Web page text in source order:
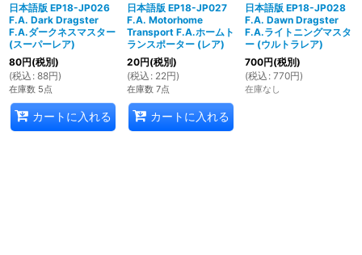
日本語版 EP18-JP026
F.A. Dark Dragster
F.A.ダークネスマスター
(スーパーレア)
80円(税別)
(税込 : 88円)
在庫数 5点
カートに入れる
日本語版 EP18-JP027
F.A. Motorhome
Transport F.A.ホームト
ランスポーター (レア)
20円(税別)
(税込 : 22円)
在庫数 7点
カートに入れる
日本語版 EP18-JP028
F.A. Dawn Dragster
F.A.ライトニングマスタ
ー (ウルトラレア)
700円(税別)
(税込 : 770円)
在庫なし